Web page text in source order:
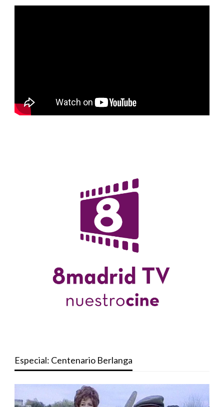
Especial: Centenario Berlanga